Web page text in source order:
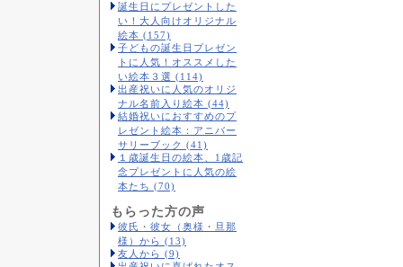
誕生日にプレゼントした
い！大人向けオリジナル
絵本 (157)
子どもの誕生日プレゼン
トに人気！オススメした
い絵本３選 (114)
出産祝いに人気のオリジ
ナル名前入り絵本 (44)
結婚祝いにおすすめのプ
レゼント絵本：アニバー
サリーブック (41)
１歳誕生日の絵本、1歳記
念プレゼントに人気の絵
本たち (70)
もらった方の声
彼氏・彼女（奥様・旦那
様）から (13)
友人から (9)